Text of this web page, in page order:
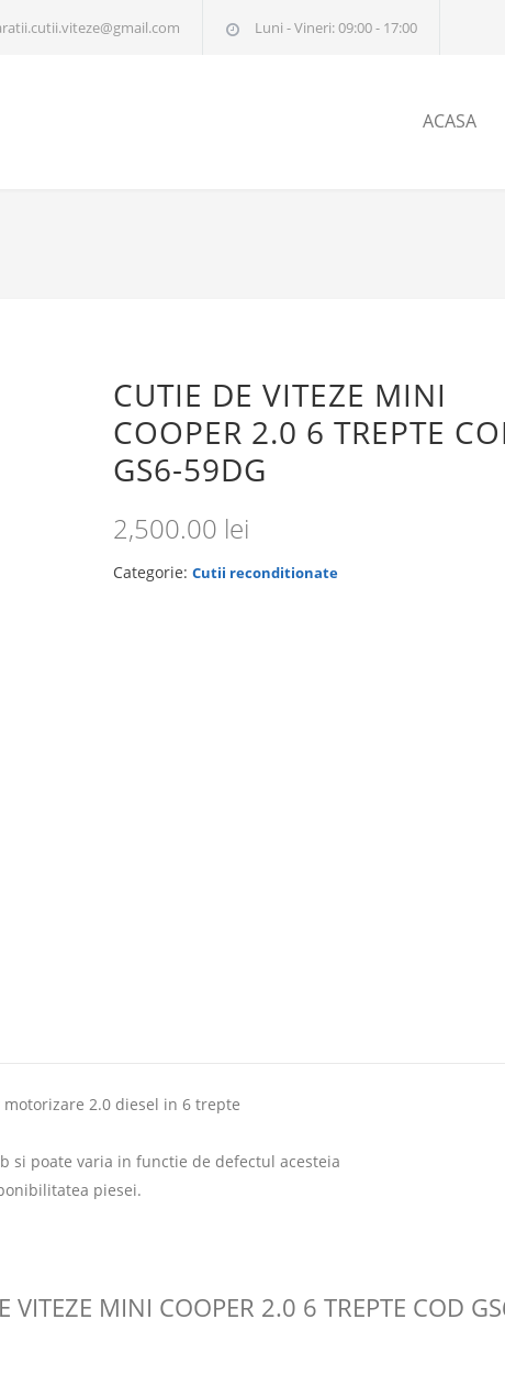
Luni - Vineri: 09:00 - 17:00
ACASA
CUTIE DE VITEZE MINI
COOPER 2.0 6 TREPTE
GS6-59DG
2,500.00 lei
Categorie:Cutii reconditionate
2.0 diesel in 6 trepte
si poate varia in functie de defectul acesteia
piesei.
VITEZE MINI COOPER 2.0 6 TREPTE COD